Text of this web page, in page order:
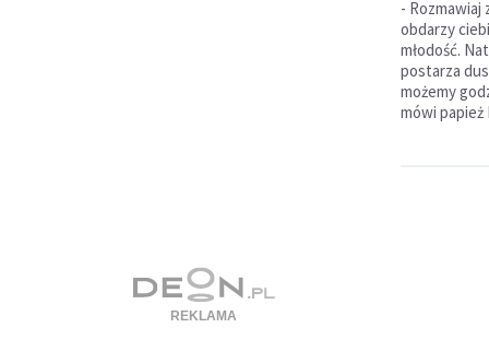
-
obdarzy
młodość.
postarza
możemy
mówi papież